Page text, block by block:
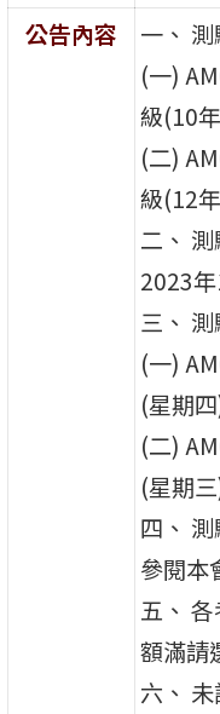
公告內容
一、 測
(一)
級(10
(二)
級(12
二、
2023
三、 測
(一)
(星期
(二)
(星期
四、
參閱本
五、
額滿請
六、